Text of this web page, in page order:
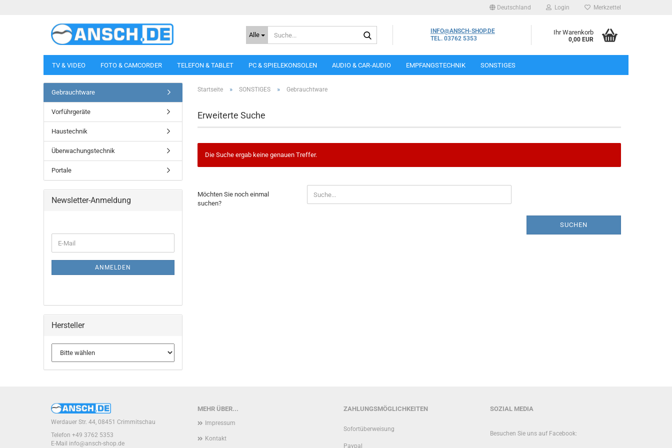
Deutschland Login Merkzettel
Alle
INFO@ANSCH-SHOP.DE
TEL. 03762 5353
Ihr Warenkorb
0,00 EUR
TV & VIDEO FOTO & CAMCORDER TELEFON & TABLET PC & SPIELEKONSOLEN AUDIO & CAR-AUDIO EMPFANGSTECHNIK SONSTIGES
Startseite » SONSTIGES » Gebrauchtware
Erweiterte Suche
Die Suche ergab keine genauen Treffer.
SIE
NOCH
Möchten Sie noch einmal
suchen?
SUCHEN
Gebrauchtware
Vorführgeräte
Haustechnik
Überwachungstechnik
Portale
Newsletter-Anmeldung
ZUR
E-
Mail
ANMELDEN
Hersteller
MEHR ÜBER...
Impressum
Kontakt
ZAHLUNGSMÖGLICHKEITEN
Sofortüberweisung
Paypal
SOZIAL MEDIA
Besuchen Sie uns auf Facebook:
Werdauer Str. 44, 08451 Crimmitschau
Telefon +49 3762 5353
E-Mail info@ansch-shop.de